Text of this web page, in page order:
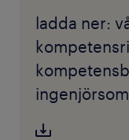
ladda ner: